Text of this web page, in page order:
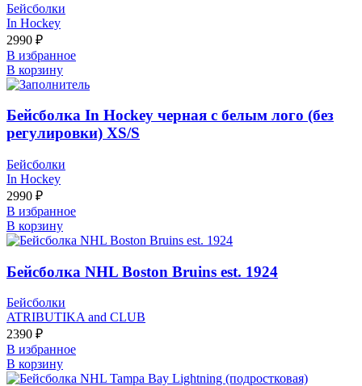
Бейсболки
In Hockey
2990 ₽
В избранное
В корзину
Бейсболка In Hockey черная с белым лого (без
регулировки) XS/S
Бейсболки
In Hockey
2990 ₽
В избранное
В корзину
Бейсболка NHL Boston Bruins est. 1924
Бейсболки
ATRIBUTIKA and CLUB
2390 ₽
В избранное
В корзину